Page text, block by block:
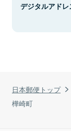
日本郵便トップ
樺崎町
デジタルアドレ